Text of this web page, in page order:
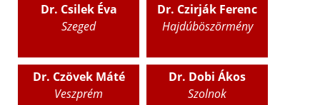
Dr. Csilek Éva
Szeged
Dr. Czirják Ferenc
Hajdúböszörmény
Dr. Czövek Máté
Veszprém
Dr. Dobi Ákos
Szolnok